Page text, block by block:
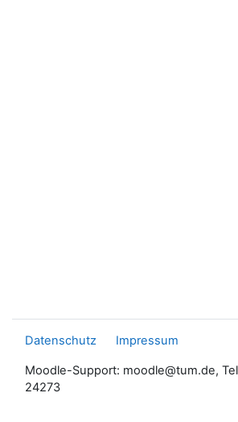
Datenschutz Impressum
Moodle-Support: moodle@tum.de,
24273